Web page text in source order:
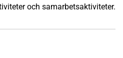
och samarbetsaktiviteter.